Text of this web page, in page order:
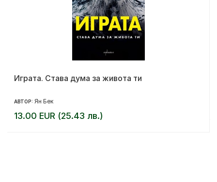
Играта. Става дума за живота ти
АВТОР: Ян Бек
13.00 EUR (25.43 лв.)